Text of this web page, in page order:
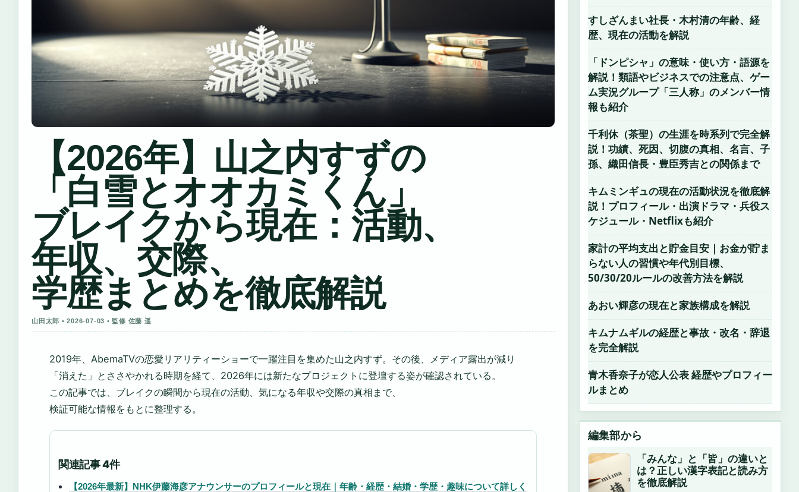
【2026年】山之内すずの
「白雪とオオカミくん」
ブレイクから現在：活動、
年収、交際、
学歴まとめを徹底解説
山田太郎 • 2026-07-03 • 監修 佐藤 遥
2019年、AbemaTVの恋愛リアリティーショーで一躍注目を集めた山之内すず。その後、メディア露出が減り
「消えた」とささやかれる時期を経て、2026年には新たなプロジェクトに登壇する姿が確認されている。
この記事では、ブレイクの瞬間から現在の活動、気になる年収や交際の真相まで、
検証可能な情報をもとに整理する。
関連記事 4件
【2026年最新】NHK伊藤海彦アナウンサーのプロフィールと現在｜年齢・経歴・結婚・学歴・趣味について詳しく
すしざんまい社長・木村清の年齢、経
歴、現在の活動を解説
「ドンピシャ」の意味・使い方・語源を
解説！類語やビジネスでの注意点、ゲー
ム実況グループ「三人称」のメンバー情
報も紹介
千利休（茶聖）の生涯を時系列で完全解
説！功績、死因、切腹の真相、名言、子
孫、織田信長・豊臣秀吉との関係まで
キムミンギュの現在の活動状況を徹底解
説！プロフィール・出演ドラマ・兵役ス
ケジュール・Netflixも紹介
家計の平均支出と貯金目安｜お金が貯ま
らない人の習慣や年代別目標、
50/30/20ルールの改善方法を解説
あおい輝彦の現在と家族構成を解説
キムナムギルの経歴と事故・改名・辞退
を完全解説
青木香奈子が恋人公表 経歴やプロフィー
ルまとめ
編集部から
「みんな」と「皆」の違いと
は？正しい漢字表記と読み方
を徹底解説